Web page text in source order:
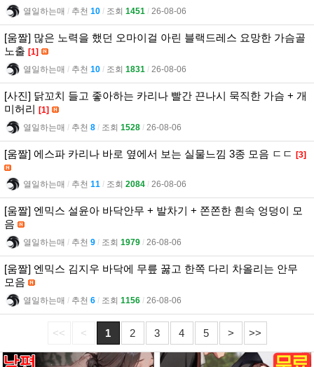
열일하는매 l 추천 10 l 조회 1451 l 26-08-06
[움짤] 많은 노력을 했던 오마이걸 아린 블랙드레스 요망한 가슴골
노출 [1]
열일하는매 l 추천 10 l 조회 1831 l 26-08-06
[사진] 닭꼬치 들고 좋아하는 카리나 빨간 끈나시 묵직한 가슴 + 개
미허리 [1]
열일하는매 l 추천 8 l 조회 1528 l 26-08-06
[움짤] 에스파 카리나 바로 옆에서 보는 실물느낌 3종 모음 ㄷㄷ [3]
열일하는매 l 추천 11 l 조회 2084 l 26-08-06
[움짤] 엔믹스 설윤아 바닥안무 + 발차기 + 쫀쫀한 흰속 엉덩이 모
음
열일하는매 l 추천 9 l 조회 1979 l 26-08-06
[움짤] 엔믹스 김지우 바닥에 무릎 꿇고 한쪽 다리 차올리는 안무
모음
열일하는매 l 추천 6 l 조회 1156 l 26-08-06
<< < 1 2 3 4 5 > >>